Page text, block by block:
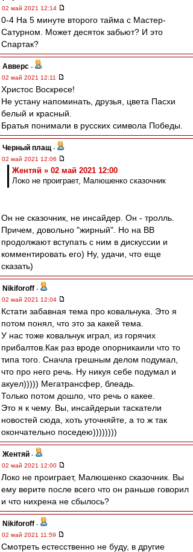
02 май 2021 12:14
0-4 На 5 минуте второго тайма с Мастер-
Сатурном. Может десяток забьют? И это
Спартак?
Авверс -
02 май 2021 12:11
Христос Воскресе!
Не устану напоминать, друзья, цвета Пасхи
белый и красный.
Братья понимали в русских символа Победы.
Черный плащ -
02 май 2021 12:06
Жентяй » 02 май 2021 12:00
Локо не проиграет, Малюшенко сказочник
Он не сказочник, не инсайдер. Он - тролль.
Причем, довольно "жирный". Но на ВВ
продолжают вступать с ним в дискуссии и
комментировать его) Ну, удачи, что еще
сказать)
Nikiforoff -
02 май 2021 12:04
Кстати забавная тема про ковальчука. Это я
потом понял, что это за какей тема.
У нас тоже ковальчук играл, из горячих
прибалтов.Как раз вроде опорникаили что то
типа того. Сначла грешным делом подумал,
что про него речь. Ну никуя себе подумал и
акуел))))) Мегатрансфер, блеадь.
Только потом дошло, что речь о какее.
Это я к чему. Вы, инсайдерыи таскатели
новостей сюда, хоть уточняйте, а то ж так
окончательно поседею))))))))
Жентяй -
02 май 2021 12:00
Локо не проиграет, Малюшенко сказочник. Вы
ему верите после всего что он раньше говорил
и что нихрена не сбылось?
Nikiforoff -
02 май 2021 11:59
Смотреть естесственно не буду, в другие